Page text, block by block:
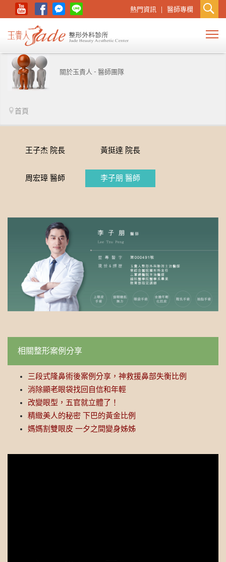
熱門資訊 醫師專欄
關於玉貴人 - 醫師團隊
首頁
王子杰 院長 黃挺達 院長
周宏璋 醫師 李子朋 醫師
相關整形案例分享
三段式隆鼻術後案例分享，神救援鼻部失衡比例
消除顯老眼袋找回自信和年輕
改變眼型，五官就立體了！
精緻美人的秘密 下巴的黃金比例
媽媽割雙眼皮 一夕之間變身姊姊